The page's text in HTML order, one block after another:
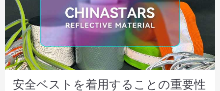
安全ベストを着用することの重要性